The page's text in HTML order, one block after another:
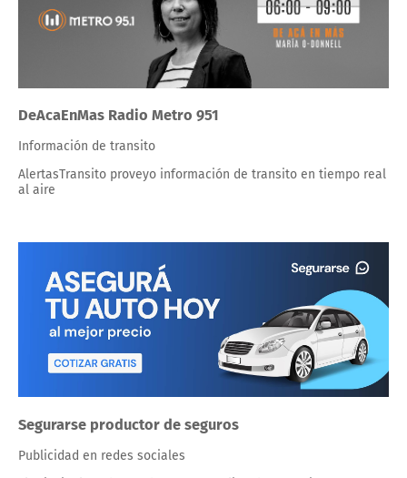
DeAcaEnMas Radio Metro 951
Información de transito
AlertasTransito proveyo información de transito en tiempo real
al aire
Segurarse productor de seguros
Publicidad en redes sociales